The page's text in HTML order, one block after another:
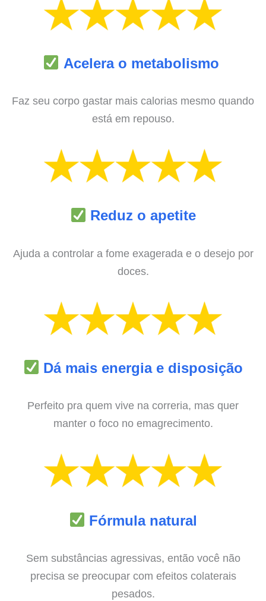
Acelera o metabolismo
Faz seu corpo gastar mais calorias mesmo quando
está em repouso.
Reduz o apetite
Ajuda a controlar a fome exagerada e o desejo por
doces.
Dá mais energia e disposição
Perfeito pra quem vive na correria, mas quer
manter o foco no emagrecimento.
Fórmula natural
Sem substâncias agressivas, então você não
precisa se preocupar com efeitos colaterais
pesados.